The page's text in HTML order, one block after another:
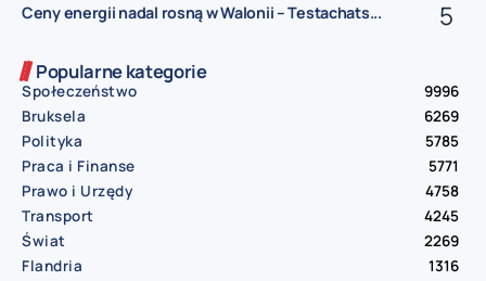
Ceny energii nadal rosną w Walonii – Testachats...
Popularne kategorie
Społeczeństwo
9996
Bruksela
6269
Polityka
5785
Praca i Finanse
5771
Prawo i Urzędy
4758
Transport
4245
Świat
2269
Flandria
1316